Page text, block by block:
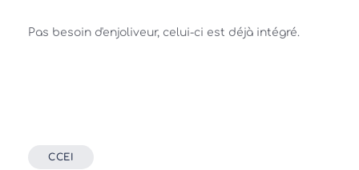
Pas besoin d'enjoliveur, celui-ci est déjà intégré.
CCEI